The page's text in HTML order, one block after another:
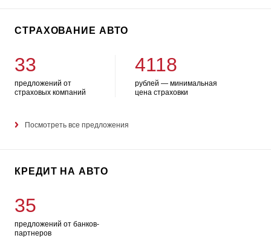
СТРАХОВАНИЕ АВТО
33
предложений от
страховых компаний
4118
рублей — минимальная
цена страховки
Посмотреть все предложения
КРЕДИТ НА АВТО
35
предложений от банков-
партнеров